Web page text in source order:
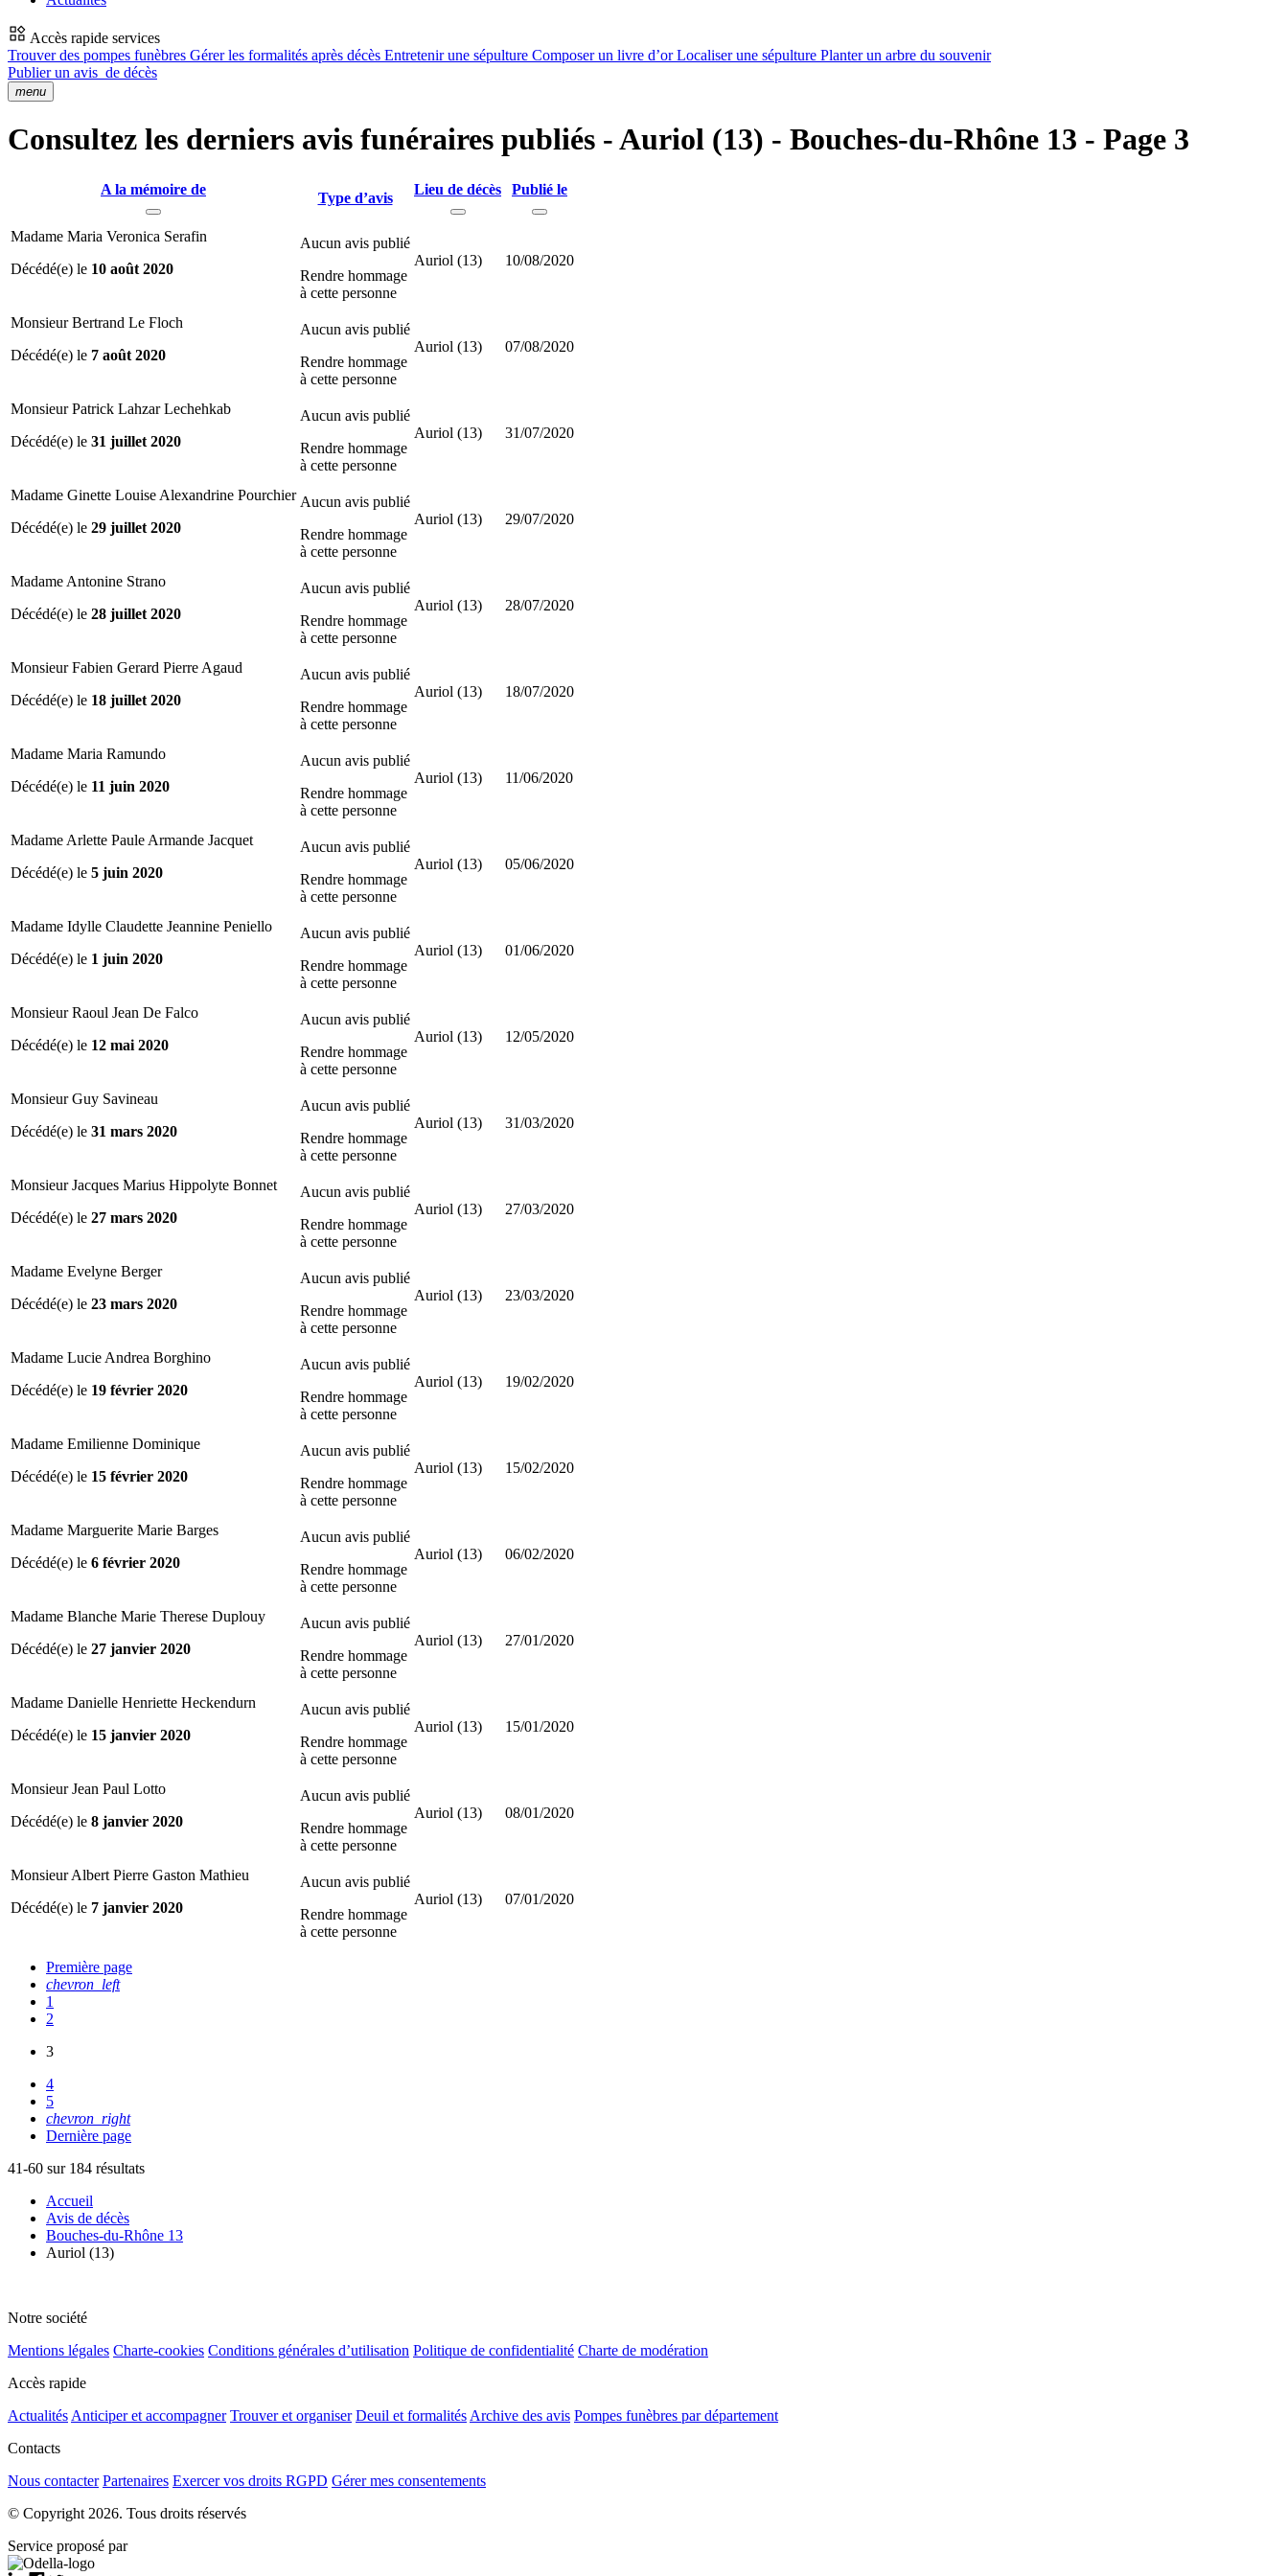
Accès rapide services
Trouver des pompes funèbres Gérer les formalités après décès Entretenir une sépulture Composer un livre d’orLocaliser une sépulture Planter un arbre du souvenir
Publier un avis de décès
menu
Consultez les derniers avis funéraires publiés - Auriol (13) - Bouches-du-Rhône 13 - Page 3
A la mémoire de
Type d’avis
Lieu de décès Publié le
Madame Maria Veronica Serafin
Décédé(e) le 10 août 2020
Aucun avis publié
Rendre hommage
à cette personne
Auriol (13) 10/08/2020
Monsieur Bertrand Le Floch
Décédé(e) le 7 août 2020
Aucun avis publié
Rendre hommage
à cette personne
Auriol (13) 07/08/2020
Monsieur Patrick Lahzar Lechehkab
Décédé(e) le 31 juillet 2020
Aucun avis publié
Rendre hommage
à cette personne
Auriol (13) 31/07/2020
Madame Ginette Louise Alexandrine Pourchier
Décédé(e) le 29 juillet 2020
Aucun avis publié
Rendre hommage
à cette personne
Auriol (13) 29/07/2020
Madame Antonine Strano
Décédé(e) le 28 juillet 2020
Aucun avis publié
Rendre hommage
à cette personne
Auriol (13) 28/07/2020
Monsieur Fabien Gerard Pierre Agaud
Décédé(e) le 18 juillet 2020
Aucun avis publié
Rendre hommage
à cette personne
Auriol (13) 18/07/2020
Madame Maria Ramundo
Décédé(e) le 11 juin 2020
Aucun avis publié
Rendre hommage
à cette personne
Auriol (13) 11/06/2020
Madame Arlette Paule Armande Jacquet
Décédé(e) le 5 juin 2020
Aucun avis publié
Rendre hommage
à cette personne
Auriol (13) 05/06/2020
Madame Idylle Claudette Jeannine Peniello
Décédé(e) le 1 juin 2020
Aucun avis publié
Rendre hommage
à cette personne
Auriol (13) 01/06/2020
Monsieur Raoul Jean De Falco
Décédé(e) le 12 mai 2020
Aucun avis publié
Rendre hommage
à cette personne
Auriol (13) 12/05/2020
Monsieur Guy Savineau
Décédé(e) le 31 mars 2020
Aucun avis publié
Rendre hommage
à cette personne
Auriol (13) 31/03/2020
Monsieur Jacques Marius Hippolyte Bonnet
Décédé(e) le 27 mars 2020
Aucun avis publié
Rendre hommage
à cette personne
Auriol (13) 27/03/2020
Madame Evelyne Berger
Décédé(e) le 23 mars 2020
Aucun avis publié
Rendre hommage
à cette personne
Auriol (13) 23/03/2020
Madame Lucie Andrea Borghino
Décédé(e) le 19 février 2020
Aucun avis publié
Rendre hommage
à cette personne
Auriol (13) 19/02/2020
Madame Emilienne Dominique
Décédé(e) le 15 février 2020
Aucun avis publié
Rendre hommage
à cette personne
Auriol (13) 15/02/2020
Madame Marguerite Marie Barges
Décédé(e) le 6 février 2020
Aucun avis publié
Rendre hommage
à cette personne
Auriol (13) 06/02/2020
Madame Blanche Marie Therese Duplouy
Décédé(e) le 27 janvier 2020
Aucun avis publié
Rendre hommage
à cette personne
Auriol (13) 27/01/2020
Madame Danielle Henriette Heckendurn
Décédé(e) le 15 janvier 2020
Aucun avis publié
Rendre hommage
à cette personne
Auriol (13) 15/01/2020
Monsieur Jean Paul Lotto
Décédé(e) le 8 janvier 2020
Aucun avis publié
Rendre hommage
à cette personne
Auriol (13) 08/01/2020
Monsieur Albert Pierre Gaston Mathieu
Décédé(e) le 7 janvier 2020
Aucun avis publié
Rendre hommage
à cette personne
Auriol (13) 07/01/2020
Première page
chevron_left
1
2
3
4
5
chevron_right
Dernière page
41-60 sur 184 résultats
Accueil
Avis de décès
Bouches-du-Rhône 13
Auriol (13)
Notre société
Mentions légales Charte-cookies Conditions générales d’utilisation Politique de confidentialité Charte de modération
Accès rapide
Actualités Anticiper et accompagner Trouver et organiser Deuil et formalités Archive des avis Pompes funèbres par département
Contacts
Nous contacter Partenaires Exercer vos droits RGPD Gérer mes consentements
© Copyright 2026. Tous droits réservés
Service proposé par